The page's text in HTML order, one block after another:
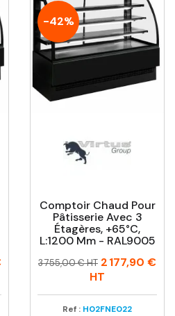
-42%
Comptoir Chaud Pour
Pâtisserie Avec 3
Étagères, +65°C,
L:1200 Mm - RAL9005
Prix
Prix
3 755,00 € HT 2 177,90 €
HT
Ref : H02FNE022